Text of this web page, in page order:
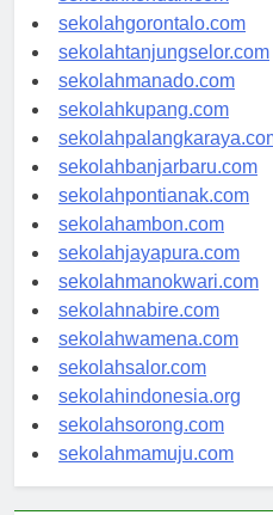
sekolahkendari.com
sekolahgorontalo.com
sekolahtanjungselor.com
sekolahmanado.com
sekolahkupang.com
sekolahpalangkaraya.com
sekolahbanjarbaru.com
sekolahpontianak.com
sekolahambon.com
sekolahjayapura.com
sekolahmanokwari.com
sekolahnabire.com
sekolahwamena.com
sekolahsalor.com
sekolahindonesia.org
sekolahsorong.com